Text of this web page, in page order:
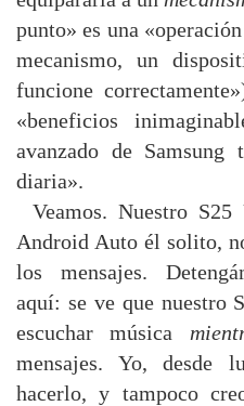
punto» es una
mecanismo, un
funcione
«beneficios
avanzado de Samsung
diaria».
Veamos. Nuestro
Android Auto él solito,
los mensajes.
aquí: se ve que nuestro
escuchar música
mensajes. Yo, desde
hacerlo, y tampoco